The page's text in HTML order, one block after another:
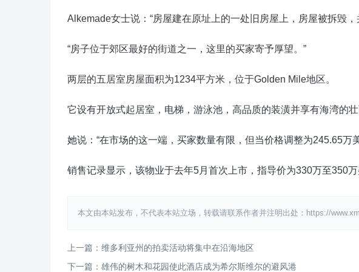
Alkemade女士说：“房屋建在原址上的一处旧房屋上，房屋被拆毁
“房子位于郊区最好的街道之一，这里的买家寄予厚望。”
两层的五居室房屋面积为1234平方米，位于Golden Mile地区。
它设有开放式起居室，电梯，游泳池，高品质的装潢并享有海湾的壮
她说：“在市场的这一端，买家数量有限，但当价格调整为245.65万
销售记录显示，该物业于去年5月首次上市，指导价为330万至350万
本文由本站发布，不代表本站立场，转载请联系作者并注明出处：https://
上一篇：维多利亚州的拍卖活动将集中在沿海地区
下一篇：雄伟的树木和花园使此酒店成为希尔斯维尔的避风港